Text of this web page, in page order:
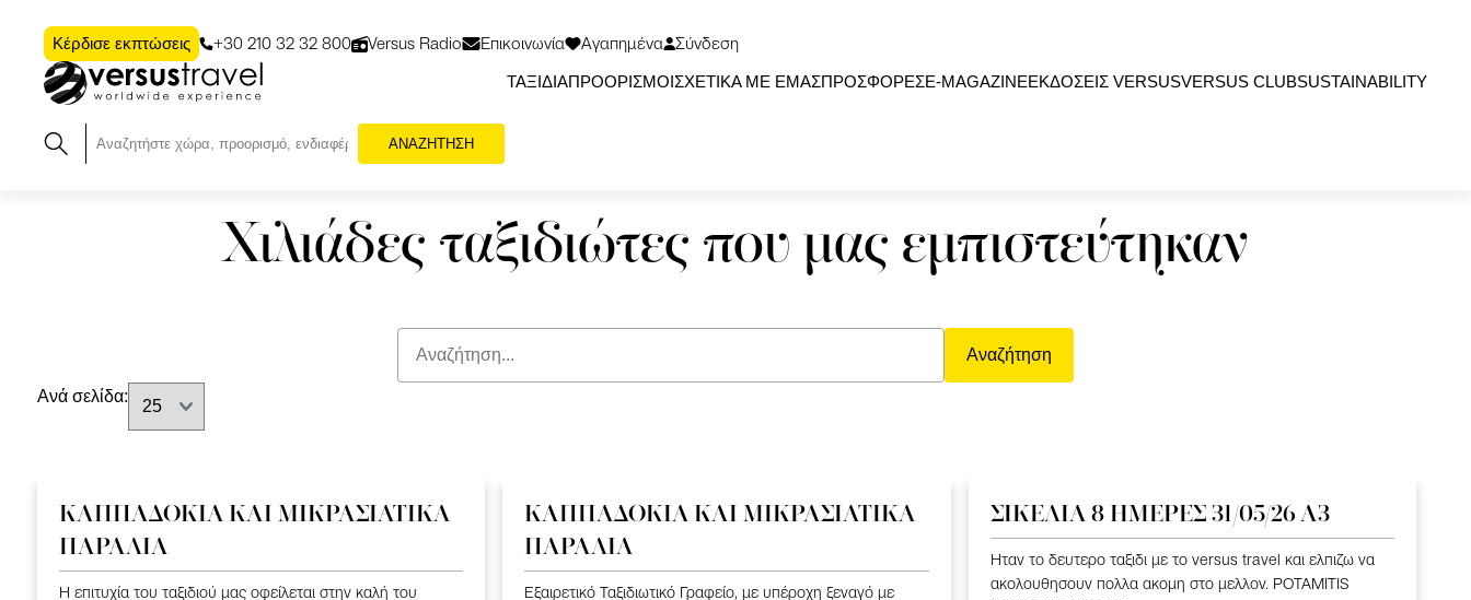
Κέρδισε εκπτώσεις +30 210 32 32 800 Versus Radio Επικοινωνία Αγαπημένα Σύνδεση
ΤΑΞΙΔΙΑΠΡΟΟΡΙΣΜΟΙΣΧΕΤΙΚΑ ΜΕ ΕΜΑΣΠΡΟΣΦΟΡΕΣΕ-ΜΑGAZINEΕΚΔΟΣΕΙΣ VERSUSVERSUS CLUBSUSTAINABILITY
ΑΝΑΖΗΤΗΣΗ
Χιλιάδες ταξιδιώτες που μας εμπιστεύτηκαν
Αναζήτηση
Ανά σελίδα:
ΚΑΠΠΑΔΟΚΙΑ ΚΑΙ ΜΙΚΡΑΣΙΑΤΙΚΑ
ΠΑΡΑΛΙΑ
Η επιτυχία του ταξιδιού μας οφείλεται στην καλή του
ΚΑΠΠΑΔΟΚΙΑ ΚΑΙ ΜΙΚΡΑΣΙΑΤΙΚΑ
ΠΑΡΑΛΙΑ
Εξαιρετικό Ταξιδιωτικό Γραφείο, με υπέροχη ξεναγό με
ΣΙΚΕΛΙΑ 8 ΗΜΕΡΕΣ 31/05/26 Α3
Ηταν το δευτερο ταξιδι με το versus travel και ελπιζω να
ακολουθησουν πολλα ακομη στο μελλον. POTAMITIS